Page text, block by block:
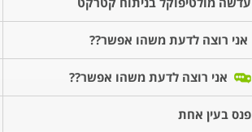
אני רוצה לדעת משהו אפשר??
אני רוצה לדעת משהו אפשר??
פנס בעין אחת